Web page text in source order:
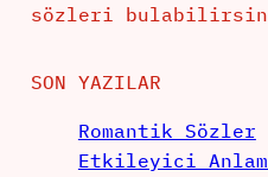
sözleri
SON YAZILAR
Romantik Sözler
Etkileyici